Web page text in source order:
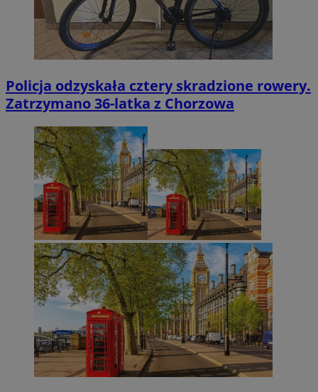
Policja odzyskała cztery skradzione rowery.
Zatrzymano 36-latka z Chorzowa